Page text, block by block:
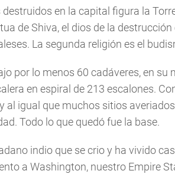
en la capital figura la
de Shiva, el dios de la
La segunda religión es el
por lo menos 60 cadáveres, en
en espiral de 213 escalones.
al igual que muchos sitios
Todo lo que quedó fue la base.
indio que se crio y ha vivido
a Washington, nuestro Empire